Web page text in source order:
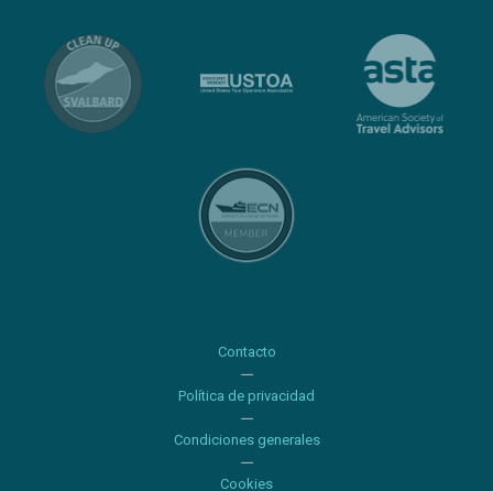
Contacto
Política de privacidad
Condiciones generales
Cookies